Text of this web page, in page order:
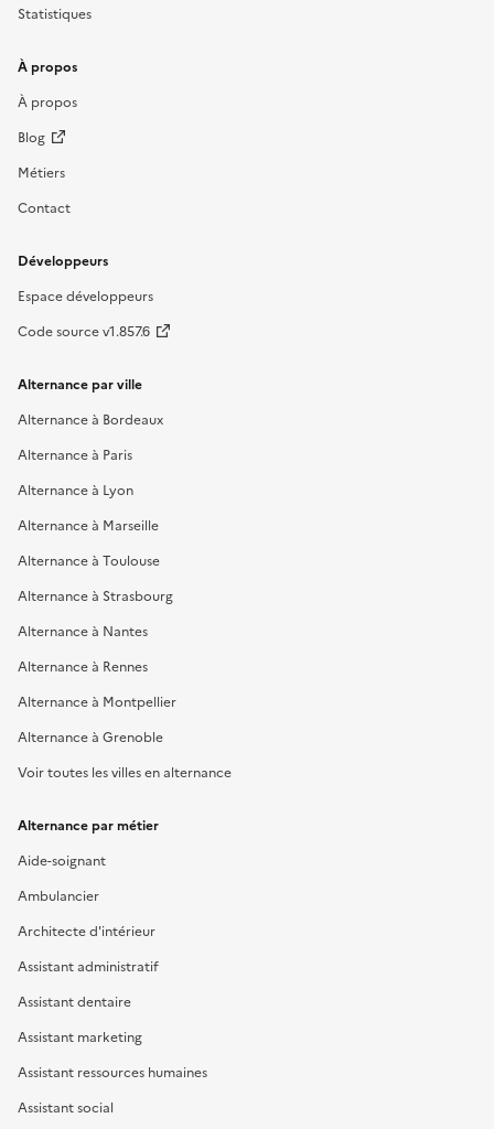
Statistiques
À propos
À propos
Blog
Métiers
Contact
Développeurs
Espace développeurs
Code source v1.857.6
Alternance par ville
Alternance à Bordeaux
Alternance à Paris
Alternance à Lyon
Alternance à Marseille
Alternance à Toulouse
Alternance à Strasbourg
Alternance à Nantes
Alternance à Rennes
Alternance à Montpellier
Alternance à Grenoble
Voir toutes les villes en alternance
Alternance par métier
Aide-soignant
Ambulancier
Architecte d'intérieur
Assistant administratif
Assistant dentaire
Assistant marketing
Assistant ressources humaines
Assistant social